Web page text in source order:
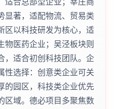
显著，适配物流、贸易类
区以科技研发为核心，适
物医药企业；吴泾板块则
，适合初创科技团队。企
性选择：创意类企业可关
的园区，科技类企业优先
区域。德必项目多聚焦数